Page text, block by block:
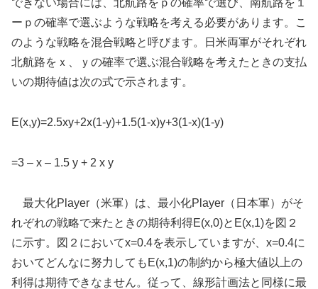
できない場合には、北航路をｐの確率で選び、南航路を１
ーｐの確率で選ぶような戦略を考える必要があります。こ
のような戦略を混合戦略と呼びます。日米両軍がそれぞれ
北航路をｘ、ｙの確率で選ぶ混合戦略を考えたときの支払
いの期待値は次の式で示されます。
E(x,y)=2.5xy+2x(1-y)+1.5(1-x)y+3(1-x)(1-y)
=3 – x – 1.5 y + 2 x y
最大化Player（米軍）は、最小化Player（日本軍）がそ
れぞれの戦略で来たときの期待利得E(x,0)とE(x,1)を図２
に示す。図２においてx=0.4を表示していますが、x=0.4に
おいてどんなに努力してもE(x,1)の制約から極大値以上の
利得は期待できなません。従って、線形計画法と同様に最